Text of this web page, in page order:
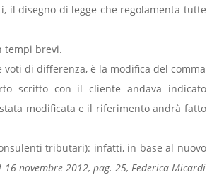
il disegno di legge che regolamenta tutte
tempi brevi.
di differenza, è la modifica del comma
scritto con il cliente andava indicato
modificata e il riferimento andrà fatto
tributari): infatti, in base al nuovo
16 novembre 2012, pag. 25, Federica Micardi